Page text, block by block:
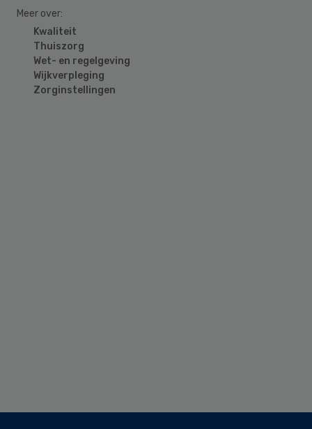
Meer over:
Kwaliteit
Thuiszorg
Wet- en regelgeving
Wijkverpleging
Zorginstellingen